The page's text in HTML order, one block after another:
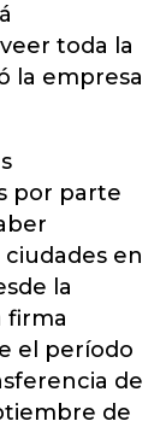
toda la
la empresa
por parte
en
la
firma
el período
de
de